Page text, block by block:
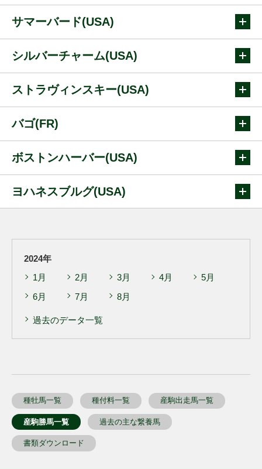
サマーバード(USA)
シルバーチャーム(USA)
ストラヴィンスキー(USA)
バゴ(FR)
ボストンハーバー(USA)
ヨハネスブルグ(USA)
2024年
1月
2月 3月 4月
5月
6月
7月 8月
過去のデータ一覧
種牡馬一覧 種付料一覧 産駒出走馬一覧
産駒勝馬一覧 過去の主な繋養馬
書類ダウンロード